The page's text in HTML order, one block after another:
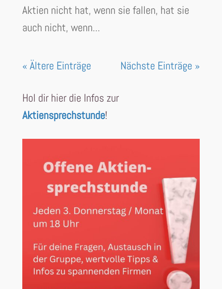
Aktien nicht hat, wenn sie fallen, hat sie
auch nicht, wenn...
« Ältere Einträge Nächste Einträge »
Hol dir hier die Infos zur
Aktiensprechstunde!